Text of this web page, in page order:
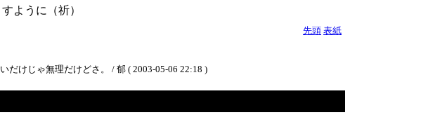
ように（祈）
先頭 表紙
けじゃ無理だけどさ。 / 郁 ( 2003-05-06 22:18 )